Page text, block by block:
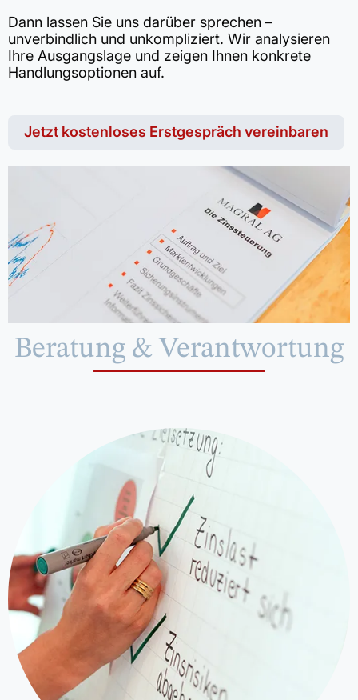
Dann lassen Sie uns darüber sprechen –
unverbindlich und unkompliziert. Wir analysieren
Ihre Ausgangslage und zeigen Ihnen konkrete
Handlungsoptionen auf.
Jetzt kostenloses Erstgespräch vereinbaren
Beratung & Verantwortung